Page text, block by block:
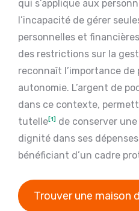
qui s’applique aux
l’incapacité de gérer
personnelles et
des restrictions sur la
reconnaît l’importance
autonomie. L’argent de
dans ce contexte,
tutelle[1] de conserver
dignité dans ses
bénéficiant d’un cadre
Trouver une maison